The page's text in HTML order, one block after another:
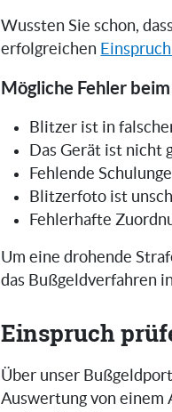
Wussten Sie schon,
erfolgreichen
Mögliche Fehler
Blitzer ist in
Das Gerät ist nicht
Fehlende
Blitzerfoto ist
Fehlerhafte
Um eine drohende
das Bußgeldverfahren
Einspruch
Über unser
Auswertung von einem